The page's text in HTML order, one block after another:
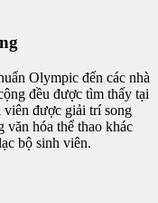
Olympic đến các nhà
đều được tìm thấy tại
viên được giải trí song
văn hóa thể thao khác
bộ sinh viên.